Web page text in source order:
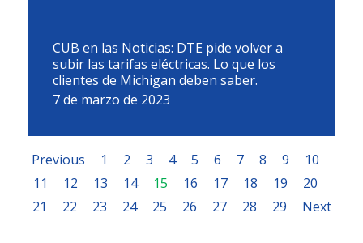
CUB en las Noticias: DTE pide volver a
subir las tarifas eléctricas. Lo que los
clientes de Michigan deben saber.
7 de marzo de 2023
Previous 1 2 3 4 5 6 7 8 9
10
11
12 13 14 15 16 17 18 19
20
21
22 23 24 25 26 27 28 29 Next